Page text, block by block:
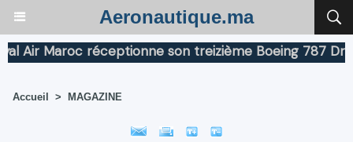
Aeronautique.ma
Maroc réceptionne son treizième Boeing 787
Accueil > MAGAZINE